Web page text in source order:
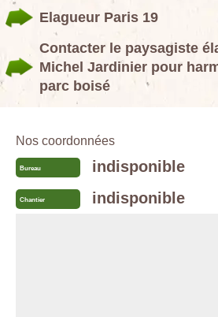
Elagueur Paris 19
Contacter le paysagiste
Michel Jardinier pour
parc boisé
Nos coordonnées
Bureau indisponible
Chantier indisponible